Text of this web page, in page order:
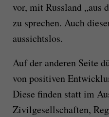
vor, mit Russland „aus
zu sprechen. Auch
aussichtslos.
Auf der anderen Seite
von positiven
Diese finden statt im
Zivilgesellschaften,